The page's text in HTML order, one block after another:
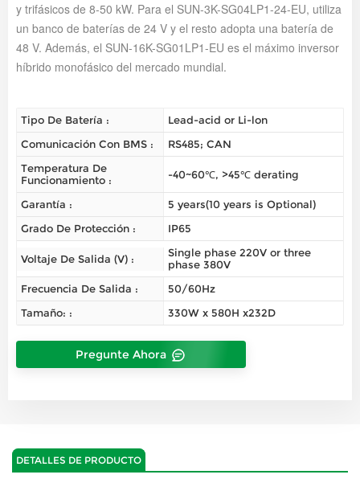
y trifásicos de 8-50 kW. Para el SUN-3K-SG04LP1-24-EU, utiliza
un banco de baterías de 24 V y el resto adopta una batería de
48 V. Además, el SUN-16K-SG01LP1-EU es el máximo inversor
híbrido monofásico del mercado mundial.
Tipo De Batería :
Lead-acid or Li-lon
Comunicación Con BMS :
RS485; CAN
Temperatura De
Funcionamiento :
-40~60℃, >45℃ derating
Garantía :
5 years(10 years is Optional)
Grado De Protección :
IP65
Voltaje De Salida (V) :
Single phase 220V or three
phase 380V
Frecuencia De Salida :
50/60Hz
Tamaño: :
330W x 580H x232D
Pregunte Ahora
DETALLES DE PRODUCTO